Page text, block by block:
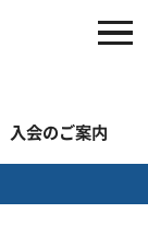
入会のご案内